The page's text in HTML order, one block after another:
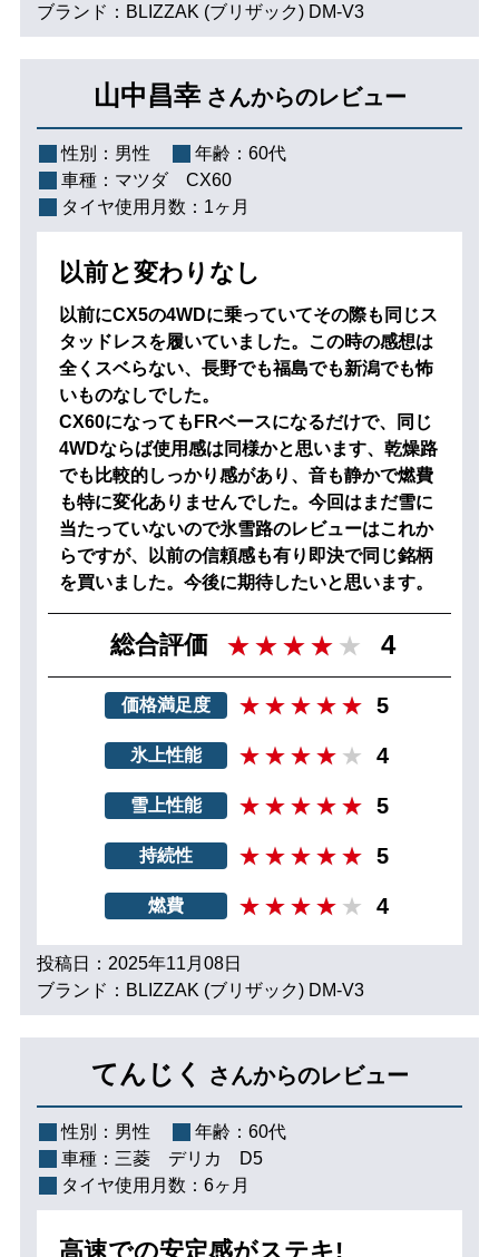
ブランド：BLIZZAK (ブリザック) DM-V3
山中昌幸 さんからのレビュー
性別： 男性 年齢： 60代
車種： マツダ CX60
タイヤ使用月数： 1ヶ月
以前と変わりなし
以前にCX5の4WDに乗っていてその際も同じス
タッドレスを履いていました。この時の感想は
全くスベらない、長野でも福島でも新潟でも怖
いものなしでした。
CX60になってもFRベースになるだけで、同じ
4WDならば使用感は同様かと思います、乾燥路
でも比較的しっかり感があり、音も静かで燃費
も特に変化ありませんでした。今回はまだ雪に
当たっていないので氷雪路のレビューはこれか
らですが、以前の信頼感も有り即決で同じ銘柄
を買いました。今後に期待したいと思います。
総合評価 4
価格満足度 5
氷上性能 4
雪上性能 5
持続性 5
燃費 4
投稿日：2025年11月08日
ブランド：BLIZZAK (ブリザック) DM-V3
てんじく さんからのレビュー
性別： 男性 年齢： 60代
車種： 三菱 デリカ D5
タイヤ使用月数： 6ヶ月
高速での安定感がステキ!